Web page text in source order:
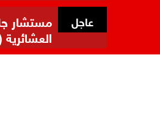
عاجل مستشار